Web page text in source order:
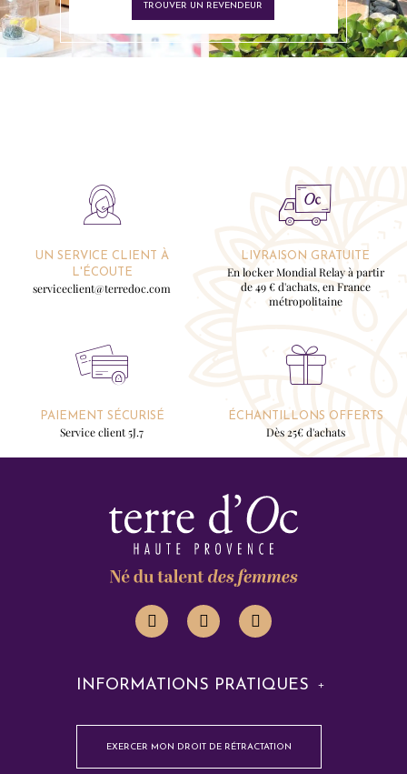
TROUVER UN REVENDEUR
UN SERVICE CLIENT À
L'ÉCOUTE
serviceclient@terredoc.com
LIVRAISON GRATUITE
En locker Mondial Relay à partir
de 49 € d'achats, en France
métropolitaine
PAIEMENT SÉCURISÉ
Service client 5J.7
ÉCHANTILLONS OFFERTS
Dès 25€ d'achats
INFORMATIONS PRATIQUES
EXERCER MON DROIT DE RÉTRACTATION